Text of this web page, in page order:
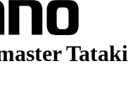
Tataki